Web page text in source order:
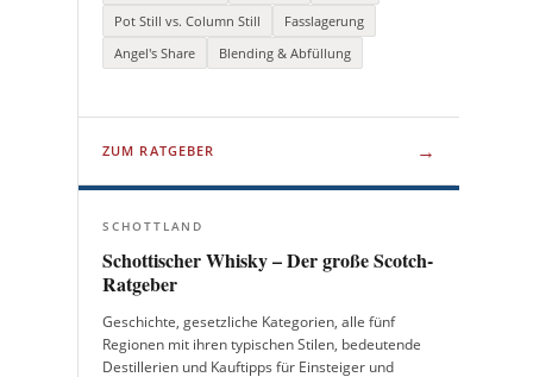
Pot Still vs. Column Still
Fasslagerung
Angel's Share
Blending & Abfüllung
ZUM RATGEBER →
SCHOTTLAND
Schottischer Whisky – Der große Scotch-
Ratgeber
Geschichte, gesetzliche Kategorien, alle fünf
Regionen mit ihren typischen Stilen, bedeutende
Destillerien und Kauftipps für Einsteiger und